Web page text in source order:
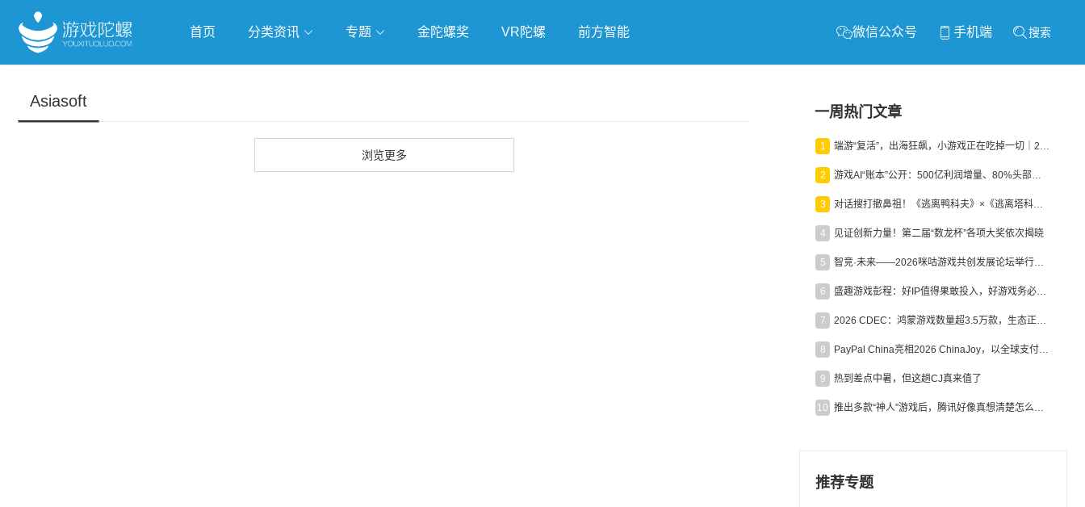
首页 分类资讯 专题 金陀螺奖 VR陀螺 前方智能 微信公众号 手机端 搜索
Asiasoft
浏览更多
一周热门文章
1 端游“复活”，出海狂飙，小游戏正在吃掉一切｜2026上半年产业报告
2 游戏AI“账本”公开：500亿利润增量、80%头部入局，谁在闷声发财？
3 对话搜打撤鼻祖！《逃离鸭科夫》×《逃离塔科夫》官方线下沙龙落幕
4 见证创新力量！第二届“数龙杯”各项大奖依次揭晓
5 智竞·未来——2026咪咕游戏共创发展论坛举行：聚力精品内容、AI创作与电竞生态，共建高品质益智健康游戏社区
6 盛趣游戏彭程：好IP值得果敢投入，好游戏务必长效经营
7 2026 CDEC：鸿蒙游戏数量超3.5万款，生态正循环加速产业高质量发展
8 PayPal China亮相2026 ChinaJoy，以全球支付能力助力中国游戏企业深化全球运营
9 热到差点中暑，但这趟CJ真来值了
10 推出多款“神人”游戏后，腾讯好像真想清楚怎么做二次元了
推荐专题